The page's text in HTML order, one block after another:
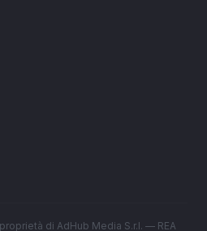
di AdHub Media S.r.l. — REA